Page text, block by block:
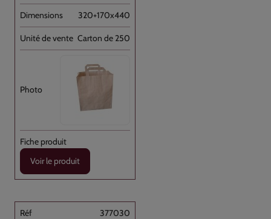
320+170x440
Carton de 250
Voir le produit
377030